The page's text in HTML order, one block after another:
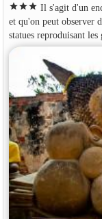
starstarstar Il s'agit d'un
et qu'on peut observer
statues reproduisant les